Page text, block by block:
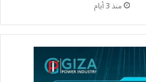
منذ 3 أيام